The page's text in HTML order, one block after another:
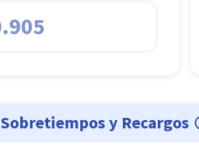
Sobretiempos y Recargos